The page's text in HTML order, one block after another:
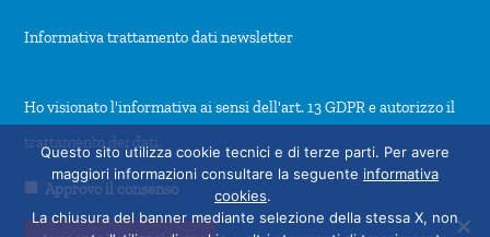
Informativa trattamento dati newsletter
Ho visionato l'informativa ai sensi dell'art. 13 GDPR e autorizzo il
trattamento dei dati.
Approvo il consenso
Questo sito utilizza cookie tecnici e di terze parti. Per avere
maggiori informazioni consultare la seguente informativa
cookies.
La chiusura del banner mediante selezione della stessa X, non